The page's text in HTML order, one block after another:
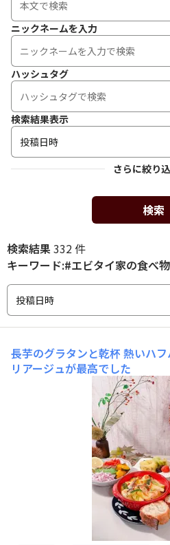
ニックネームを入力
ハッシュタグ
検索結果表示
投稿日時
さらに絞り
検索
検索結果332 件
キーワード:#エビタイ家の食べ物
投稿日時
長芋のグラタンと乾杯 熱いハ
リアージュが最高でした